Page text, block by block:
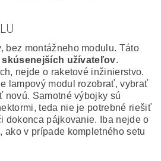
bez montážneho modulu. Táto
skúsenejších užívateľov.
nejde o raketové inžinierstvo.
lampový modul rozobrať, vybrať
novú. Samotné výbojky sú
teda nie je potrebné riešiť
dokonca pájkovanie. Iba nejde o
ako v prípade kompletného setu